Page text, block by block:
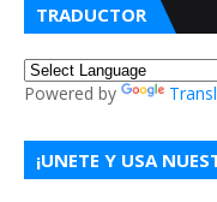
TRADUCTOR
Powered by
¡UNETE Y USA